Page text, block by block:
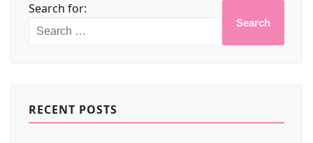
Search for:
Search
RECENT POSTS